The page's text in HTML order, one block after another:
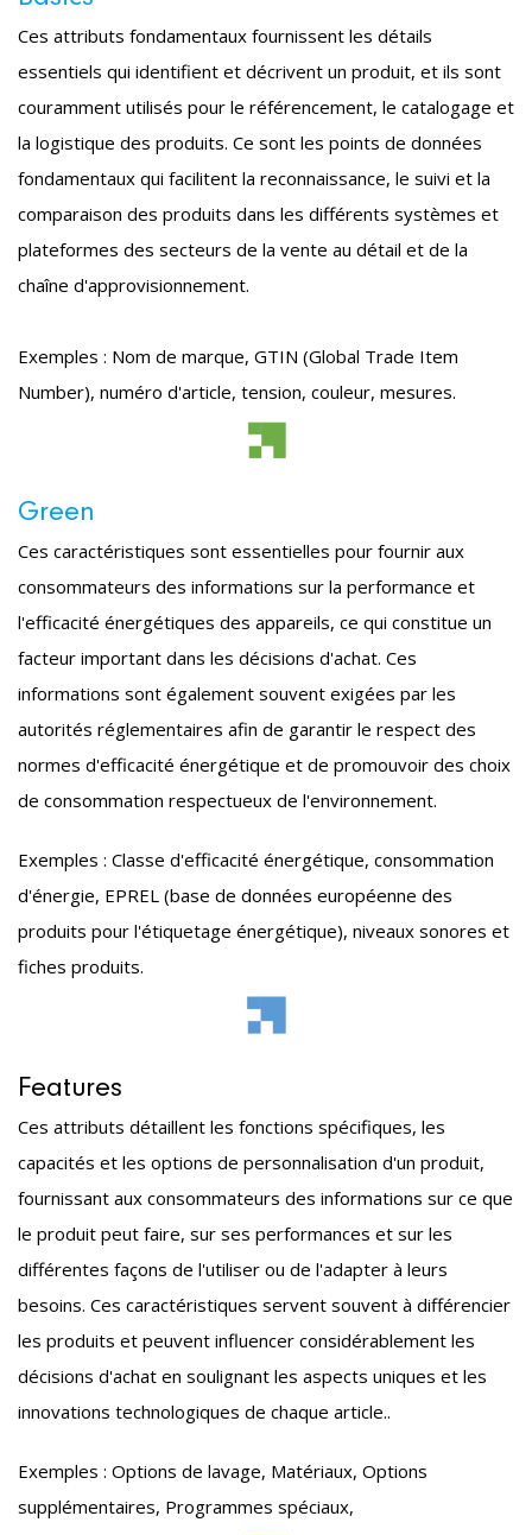
Ces attributs fondamentaux fournissent les détails
essentiels qui identifient et décrivent un produit, et ils sont
couramment utilisés pour le référencement, le catalogage et
la logistique des produits. Ce sont les points de données
fondamentaux qui facilitent la reconnaissance, le suivi et la
comparaison des produits dans les différents systèmes et
plateformes des secteurs de la vente au détail et de la
chaîne d'approvisionnement.
Exemples : Nom de marque, GTIN (Global Trade Item
Number), numéro d'article, tension, couleur, mesures.
Green
Ces caractéristiques sont essentielles pour fournir aux
consommateurs des informations sur la performance et
l'efficacité énergétiques des appareils, ce qui constitue un
facteur important dans les décisions d'achat. Ces
informations sont également souvent exigées par les
autorités réglementaires afin de garantir le respect des
normes d'efficacité énergétique et de promouvoir des choix
de consommation respectueux de l'environnement.
Exemples : Classe d'efficacité énergétique, consommation
d'énergie, EPREL (base de données européenne des
produits pour l'étiquetage énergétique), niveaux sonores et
fiches produits.
Features
Ces attributs détaillent les fonctions spécifiques, les
capacités et les options de personnalisation d'un produit,
fournissant aux consommateurs des informations sur ce que
le produit peut faire, sur ses performances et sur les
différentes façons de l'utiliser ou de l'adapter à leurs
besoins. Ces caractéristiques servent souvent à différencier
les produits et peuvent influencer considérablement les
décisions d'achat en soulignant les aspects uniques et les
innovations technologiques de chaque article..
Exemples : Options de lavage, Matériaux, Options
supplémentaires, Programmes spéciaux,